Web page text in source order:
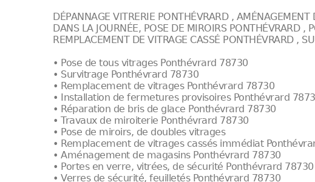
DÉPANNAGE VITRERIE PONTHÉVRARD ,
DANS LA JOURNÉE, POSE DE MIROIRS PONTHÉVRARD ,
REMPLACEMENT DE VITRAGE CASSÉ PONTHÉVRARD ,
• Pose de tous vitrages Ponthévrard 78730
• Survitrage Ponthévrard 78730
• Remplacement de vitrages Ponthévrard 78730
• Installation de fermetures provisoires Ponthévrard
• Réparation de bris de glace Ponthévrard 78730
• Travaux de miroiterie Ponthévrard 78730
• Pose de miroirs, de doubles vitrages
• Remplacement de vitrages cassés immédiat
• Aménagement de magasins Ponthévrard 78730
• Portes en verre, vitrées, de sécurité Ponthévrard 78730
• Verres de sécurité, feuilletés Ponthévrard 78730